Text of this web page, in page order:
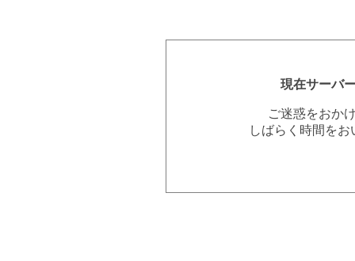
現在サーバ
ご迷惑をおか
しばらく時間を